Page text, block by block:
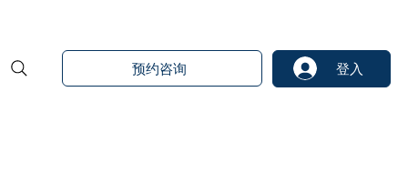
预约咨询 登入